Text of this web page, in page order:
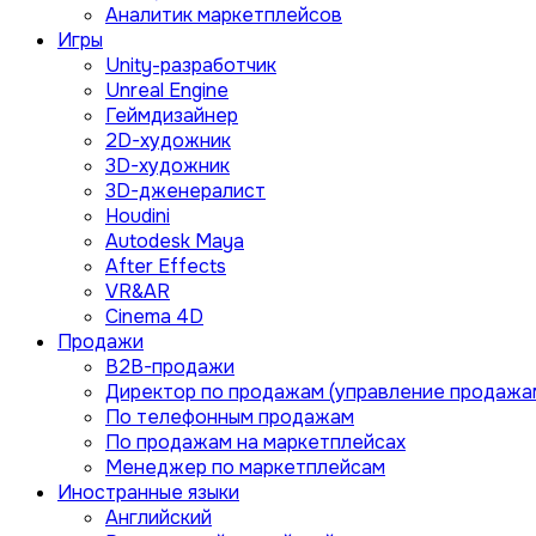
Аналитик маркетплейсов
Игры
Unity-разработчик
Unreal Engine
Геймдизайнер
2D-художник
3D-художник
3D-дженералист
Houdini
Autodesk Maya
After Effects
VR&AR
Cinema 4D
Продажи
B2B-продажи
Директор по продажам (управление
По телефонным продажам
По продажам на маркетплейсах
Менеджер по маркетплейсам
Иностранные языки
Английский